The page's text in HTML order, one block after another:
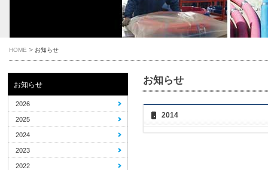
HOME お知らせ
お知らせ
2014
お知らせ
2026
2025
2024
2023
2022